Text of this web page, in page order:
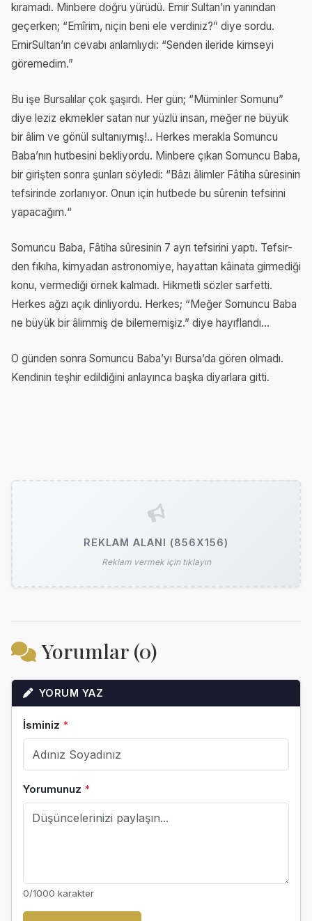
kıramadı. Minbere doğru yürüdü. Emir Sultan’ın yanından
geçerken; “Emîrim, niçin beni ele verdiniz?” diye sordu.
EmirSultan’ın cevabı anlamlıydı: “Senden ileride kimseyi
göremedim.”
Bu işe Bursalılar çok şaşırdı. Her gün; “Müminler Somunu”
diye leziz ekmekler satan nur yüzlü insan, meğer ne büyük
bir âlim ve gönül sultanıymış!.. Herkes merakla Somuncu
Baba’nın hutbesini bekliyordu. Minbere çıkan Somuncu Baba,
bir girişten sonra şunları söyledi: “Bâzı âlimler Fâtiha sûresinin
tefsirinde zorlanıyor. Onun için hutbede bu sûrenin tefsirini
yapacağım.“
Somuncu Baba, Fâtiha sûresinin 7 ayrı tefsirini yaptı. Tefsir-
den fıkıha, kimyadan astronomiye, hayattan kâinata girmediği
konu, vermediği örnek kalmadı. Hikmetli sözler sarfetti.
Herkes ağzı açık dinliyordu. Herkes; “Meğer Somuncu Baba
ne büyük bir âlimmiş de bilememişiz.” diye hayıflandı...
O günden sonra Somuncu Baba’yı Bursa’da gören olmadı.
Kendinin teşhir edildiğini anlayınca başka diyarlara gitti.
REKLAM ALANI (856X156)
Reklam vermek için tıklayın
Yorumlar (0)
YORUM YAZ
İsminiz *
Yorumunuz *
0/1000 karakter